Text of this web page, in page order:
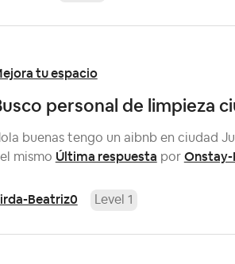
tu espacio
personal de limpieza
buenas tengo un aibnb en ciudad
mismo Última respuesta por Onstay-
Beatriz0 Level 1